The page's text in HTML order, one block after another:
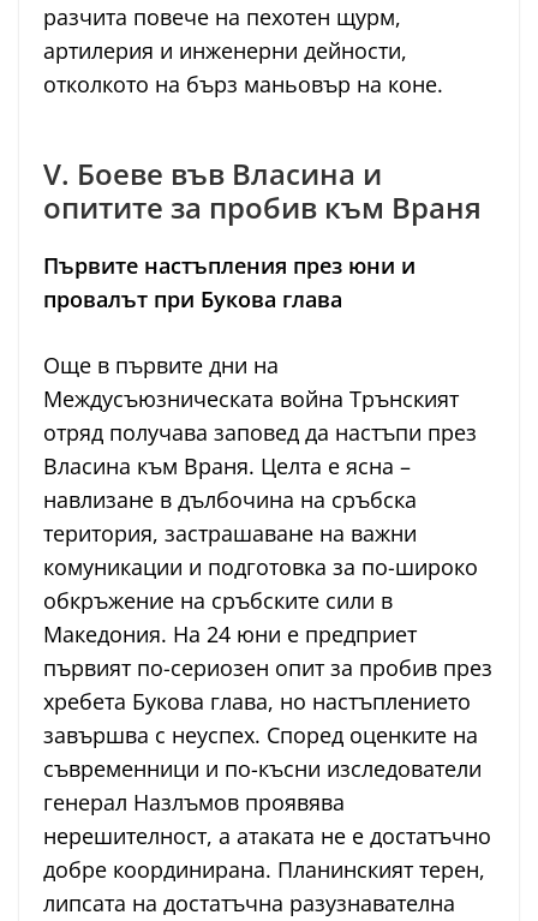
разчита повече на пехотен щурм,
артилерия и инженерни дейности,
отколкото на бърз маньовър на коне.
V. Боеве във Власина и
опитите за пробив към Враня
Първите настъпления през юни и
провалът при Букова глава
Още в първите дни на
Междусъюзническата война Трънският
отряд получава заповед да настъпи през
Власина към Враня. Целта е ясна –
навлизане в дълбочина на сръбска
територия, застрашаване на важни
комуникации и подготовка за по-широко
обкръжение на сръбските сили в
Македония. На 24 юни е предприет
първият по-сериозен опит за пробив през
хребета Букова глава, но настъплението
завършва с неуспех. Според оценките на
съвременници и по-късни изследователи
генерал Назлъмов проявява
нерешителност, а атаката не е достатъчно
добре координирана. Планинският терен,
липсата на достатъчна разузнавателна